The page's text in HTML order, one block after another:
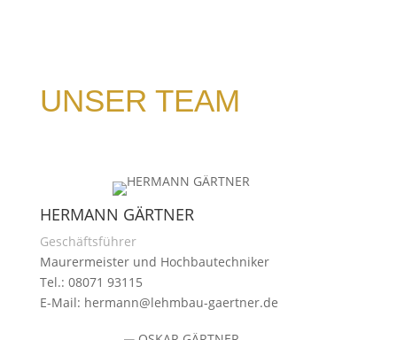
UNSER TEAM
HERMANN GÄRTNER
Geschäftsführer
Maurermeister und Hochbautechniker
Tel.: 08071 93115
E-Mail: hermann@lehmbau-gaertner.de